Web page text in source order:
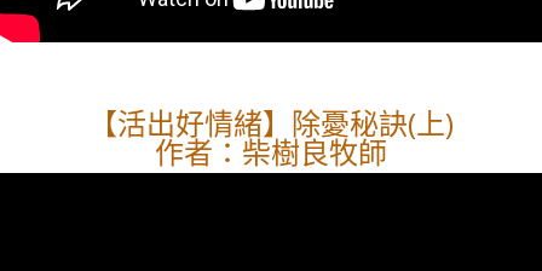
【活出好情緒】除憂秘訣(上)
作者：柴樹良牧師